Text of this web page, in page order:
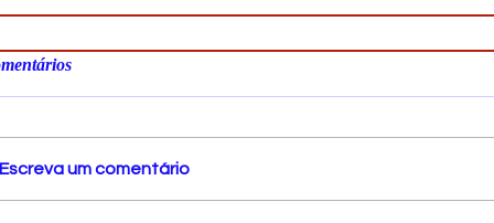
Escreva um comentário